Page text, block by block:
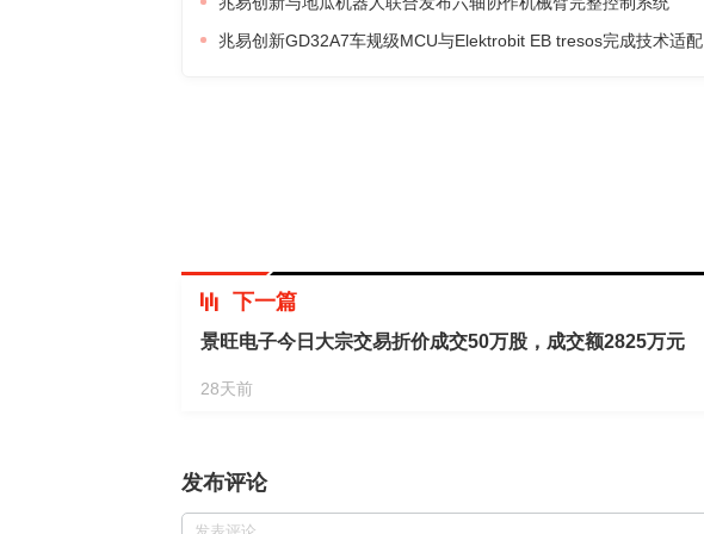
兆易创新GD32A7车规级MCU与Elektrobit EB tresos完成技术适配
下一篇
景旺电子今日大宗交易折价成交50万股，成交额2825万元
28天前
发布评论